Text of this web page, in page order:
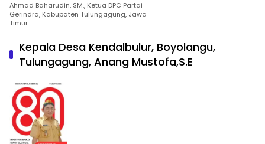
Ahmad Baharudin, SM., Ketua DPC Partai
Gerindra, Kabupaten Tulungagung, Jawa
Timur
Kepala Desa Kendalbulur, Boyolangu,
Tulungagung, Anang Mustofa,S.E